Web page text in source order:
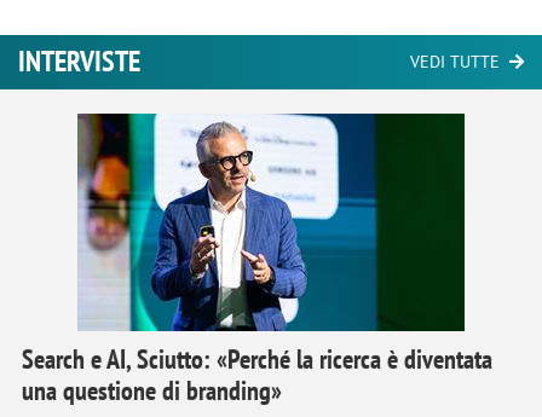
INTERVISTE VEDI TUTTE
Search e AI, Sciutto: «Perché la ricerca è diventata
una questione di branding»